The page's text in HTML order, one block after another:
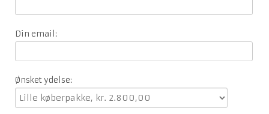
Din email:
Ønsket ydelse: